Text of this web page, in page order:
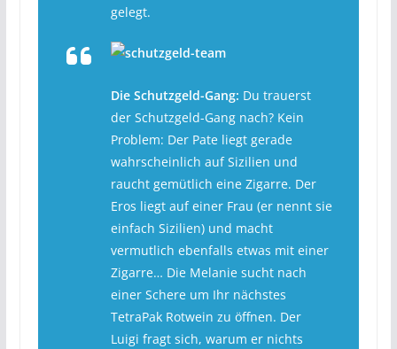
gelegt.
Die Schutzgeld-Gang: Du trauerst
der Schutzgeld-Gang nach? Kein
Problem: Der Pate liegt gerade
wahrscheinlich auf Sizilien und
raucht gemütlich eine Zigarre. Der
Eros liegt auf einer Frau (er nennt sie
einfach Sizilien) und macht
vermutlich ebenfalls etwas mit einer
Zigarre… Die Melanie sucht nach
einer Schere um Ihr nächstes
TetraPak Rotwein zu öffnen. Der
Luigi fragt sich, warum er nichts